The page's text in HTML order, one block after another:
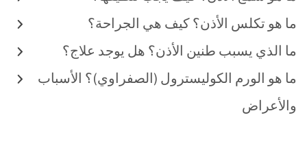
ما هو تكلس الأذن؟ كيف هي الجراحة؟
ما الذي يسبب طنين الأذن؟ هل يوجد علاج؟
ما هو الورم الكوليسترول (الصفراوي)؟ الأسباب
والأعراض